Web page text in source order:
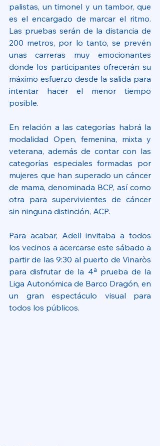
palistas, un timonel y un tambor, que
es el encargado de marcar el ritmo.
Las pruebas serán de la distancia de
200 metros, por lo tanto, se prevén
unas carreras muy emocionantes
donde los participantes ofrecerán su
máximo esfuerzo desde la salida para
intentar hacer el menor tiempo
posible.
En relación a las categorías habrá la
modalidad Open, femenina, mixta y
veterana, además de contar con las
categorías especiales formadas por
mujeres que han superado un cáncer
de mama, denominada BCP, así como
otra para supervivientes de cáncer
sin ninguna distinción, ACP.
Para acabar, Adell invitaba a todos
los vecinos a acercarse este sábado a
partir de las 9:30 al puerto de Vinaròs
para disfrutar de la 4ª prueba de la
Liga Autonómica de Barco Dragón, en
un gran espectáculo visual para
todos los públicos.